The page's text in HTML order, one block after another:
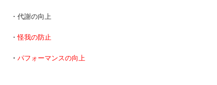
・代謝の向上
・怪我の防止
・パフォーマンスの向上